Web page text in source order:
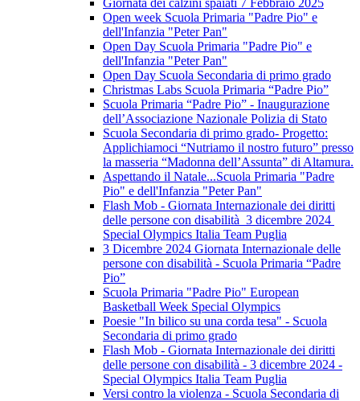
Giornata dei calzini spaiati 7 Febbraio 2025
Open week Scuola Primaria "Padre Pio" e
dell'Infanzia "Peter Pan"
Open Day Scuola Primaria "Padre Pio" e
dell'Infanzia "Peter Pan"
Open Day Scuola Secondaria di primo grado
Christmas Labs Scuola Primaria “Padre Pio”
Scuola Primaria “Padre Pio” - Inaugurazione
dell’Associazione Nazionale Polizia di Stato
Scuola Secondaria di primo grado- Progetto:
Applichiamoci “Nutriamo il nostro futuro” presso
la masseria “Madonna dell’Assunta” di Altamura.
Aspettando il Natale...Scuola Primaria "Padre
Pio" e dell'Infanzia "Peter Pan"
Flash Mob - Giornata Internazionale dei diritti
delle persone con disabilità 3 dicembre 2024
Special Olympics Italia Team Puglia
3 Dicembre 2024 Giornata Internazionale delle
persone con disabilità - Scuola Primaria “Padre
Pio”
Scuola Primaria "Padre Pio" European
Basketball Week Special Olympics
Poesie "In bilico su una corda tesa" - Scuola
Secondaria di primo grado
Flash Mob - Giornata Internazionale dei diritti
delle persone con disabilità - 3 dicembre 2024 -
Special Olympics Italia Team Puglia
Versi contro la violenza - Scuola Secondaria di